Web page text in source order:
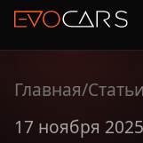
Главная/Статьи
17 ноября